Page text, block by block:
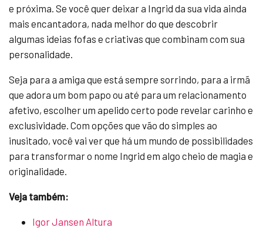
e próxima. Se você quer deixar a Ingrid da sua vida ainda
mais encantadora, nada melhor do que descobrir
algumas ideias fofas e criativas que combinam com sua
personalidade.
Seja para a amiga que está sempre sorrindo, para a irmã
que adora um bom papo ou até para um relacionamento
afetivo, escolher um apelido certo pode revelar carinho e
exclusividade. Com opções que vão do simples ao
inusitado, você vai ver que há um mundo de possibilidades
para transformar o nome Ingrid em algo cheio de magia e
originalidade.
Veja também:
Igor Jansen Altura